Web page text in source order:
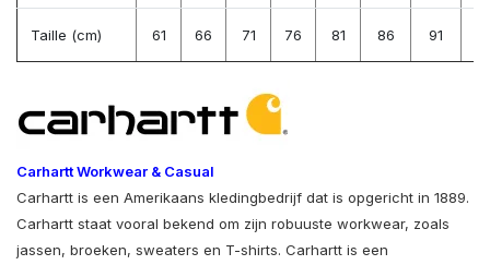
Taille (cm) 61 66 71 76 81 86 91
Carhartt Workwear & Casual
Carhartt is een Amerikaans kledingbedrijf dat is opgericht in 1889.
Carhartt staat vooral bekend om zijn robuuste workwear, zoals
jassen, broeken, sweaters en T-shirts. Carhartt is een